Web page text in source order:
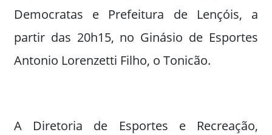
Democratas e Prefeitura de Lençóis, a
partir das 20h15, no Ginásio de Esportes
Antonio Lorenzetti Filho, o Tonicão.
A Diretoria de Esportes e Recreação,